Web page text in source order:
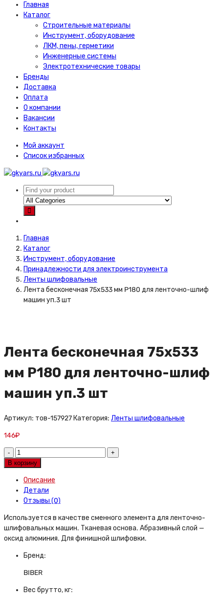
Главная
Каталог
Строительные материалы
Инструмент, оборудование
ЛКМ, пены, герметики
Инженерные системы
Электротехнические товары
Бренды
Доставка
Оплата
О компании
Вакансии
Контакты
Мой аккаунт
Список избранных
Главная
Каталог
Инструмент, оборудование
Принадлежности для электроинструмента
Ленты шлифовальные
Лента бесконечная 75х533 мм P180 для ленточно-шлиф
машин уп.3 шт
Лента бесконечная 75х533
мм P180 для ленточно-шлиф
машин уп.3 шт
Артикул: тов-157927 Категория: Ленты шлифовальные
146₽
Лента
бесконечная
мм
P180
для
шлиф
машин
шт
В корзину
Описание
Детали
Отзывы (0)
Используется в качестве сменного элемента для ленточно-
шлифовальных машин. Тканевая основа. Абразивный слой —
оксид алюминия. Для финишной шлифовки.
Бренд:
BIBER
Вес брутто, кг: